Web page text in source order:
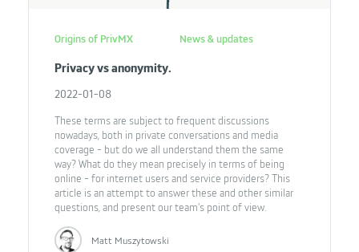
Origins of PrivMX News & updates
Privacy vs anonymity.
2022-01-08
These terms are subject to frequent discussions
nowadays, both in private conversations and media
coverage - but do we all understand them the same
way? What do they mean precisely in terms of being
online - for internet users and service providers? This
article is an attempt to answer these and other similar
questions, and present our team's point of view.
Matt Muszytowski